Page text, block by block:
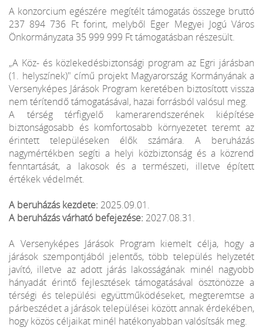
A konzorcium egészére megítélt támogatás összege bruttó
237 894 736 Ft forint, melyből Eger Megyei Jogú Város
Önkormányzata 35 999 999 Ft támogatásban részesült.
„A Köz- és közlekedésbiztonsági program az Egri járásban
(1. helyszínek)" című projekt Magyarország Kormányának a
Versenyképes Járások Program keretében biztosított vissza
nem térítendő támogatásával, hazai forrásból valósul meg.
A térség térfigyelő kamerarendszerének kiépítése
biztonságosabb és komfortosabb környezetet teremt az
érintett településeken élők számára. A beruházás
nagymértékben segíti a helyi közbiztonság és a közrend
fenntartását, a lakosok és a természeti, illetve épített
értékek védelmét.
A beruházás kezdete: 2025.09.01.
A beruházás várható befejezése: 2027.08.31.
A Versenyképes Járások Program kiemelt célja, hogy a
járások szempontjából jelentős, több település helyzetét
javító, illetve az adott járás lakosságának minél nagyobb
hányadát érintő fejlesztések támogatásával ösztönözze a
térségi és települési együttműködéseket, megteremtse a
párbeszédet a járások települései között annak érdekében,
hogy közös céljaikat minél hatékonyabban valósítsák meg.